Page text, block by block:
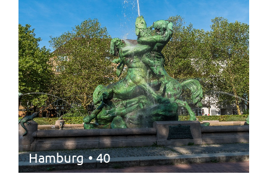
Hamburg • 40